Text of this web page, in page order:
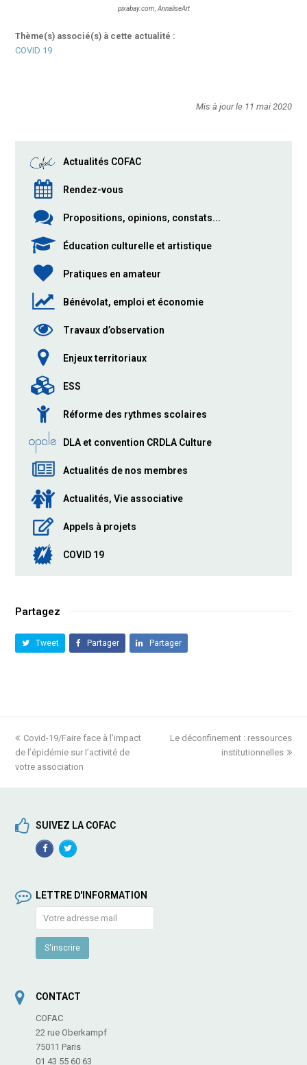
pixabay.com, AnnaliseArt
Thème(s) associé(s) à cette actualité :
COVID 19
Mis à jour le 11 mai 2020
Actualités COFAC
Rendez-vous
Propositions, opinions, constats...
Éducation culturelle et artistique
Pratiques en amateur
Bénévolat, emploi et économie
Travaux d’observation
Enjeux territoriaux
ESS
Réforme des rythmes scolaires
DLA et convention CRDLA Culture
Actualités de nos membres
Actualités, Vie associative
Appels à projets
COVID 19
Partagez
Tweet Partager Partager
previous
post:
Covid-19/Faire face à l’impact
de l’épidémie sur l’activité de
votre association
next
Le déconfinement : ressources
institutionnelles
SUIVEZ LA COFAC
FacebookTwitterProfile
LETTRE D'INFORMATION
CONTACT
COFAC
22 rue Oberkampf
75011 Paris
01 43 55 60 63